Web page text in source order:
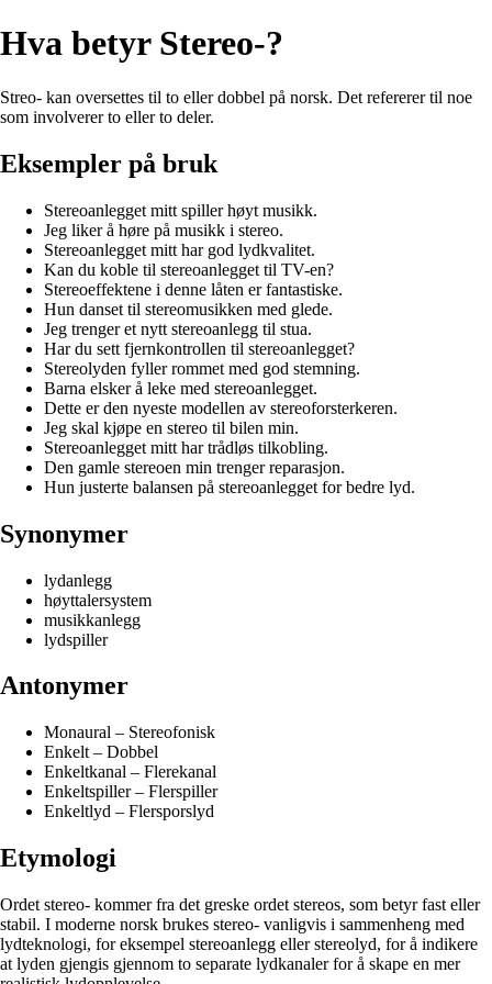
Hva betyr Stereo-?
Streo- kan oversettes til to eller dobbel på norsk. Det refererer til noe
som involverer to eller to deler.
Eksempler på bruk
Stereoanlegget mitt spiller høyt musikk.
Jeg liker å høre på musikk i stereo.
Stereoanlegget mitt har god lydkvalitet.
Kan du koble til stereoanlegget til TV-en?
Stereoeffektene i denne låten er fantastiske.
Hun danset til stereomusikken med glede.
Jeg trenger et nytt stereoanlegg til stua.
Har du sett fjernkontrollen til stereoanlegget?
Stereolyden fyller rommet med god stemning.
Barna elsker å leke med stereoanlegget.
Dette er den nyeste modellen av stereoforsterkeren.
Jeg skal kjøpe en stereo til bilen min.
Stereoanlegget mitt har trådløs tilkobling.
Den gamle stereoen min trenger reparasjon.
Hun justerte balansen på stereoanlegget for bedre lyd.
Synonymer
lydanlegg
høyttalersystem
musikkanlegg
lydspiller
Antonymer
Monaural – Stereofonisk
Enkelt – Dobbel
Enkeltkanal – Flerekanal
Enkeltspiller – Flerspiller
Enkeltlyd – Flersporslyd
Etymologi
Ordet stereo- kommer fra det greske ordet stereos, som betyr fast eller
stabil. I moderne norsk brukes stereo- vanligvis i sammenheng med
lydteknologi, for eksempel stereoanlegg eller stereolyd, for å indikere
at lyden gjengis gjennom to separate lydkanaler for å skape en mer